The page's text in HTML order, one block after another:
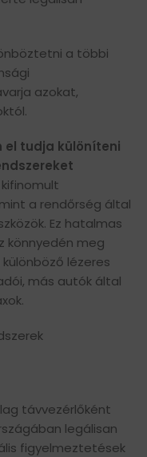
a többi
azokat,
el tudja különíteni
a rendőrség által
Ez hatalmas
könnyedén meg
lézeres
más autók által
távvezérlőként
legálisan
figyelmeztetések